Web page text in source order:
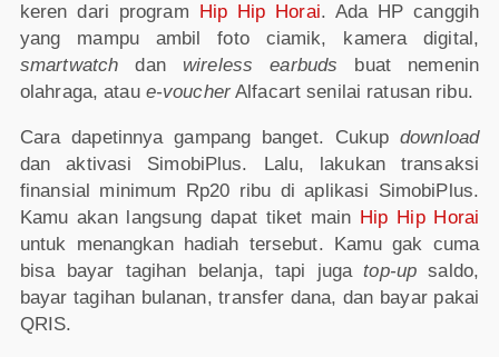
keren dari program
Hip Hip Horai. Ada HP canggih
yang mampu ambil foto ciamik, kamera digital,
smartwatch dan wireless earbuds buat nemenin
olahraga, atau e-voucherAlfacart senilai ratusan ribu.
Cara dapetinnya gampang banget. Cukupdownload
dan aktivasi SimobiPlus. Lalu, lakukan transaksi
finansial minimum Rp20 ribu di aplikasi SimobiPlus.
Kamu akan langsung dapat tiket main Hip Hip Horai
untuk menangkan hadiah tersebut. Kamu gak cuma
bisa bayar tagihan belanja, tapi jugatop-up saldo,
bayar tagihan bulanan, transfer dana, dan bayar pakai
QRIS.